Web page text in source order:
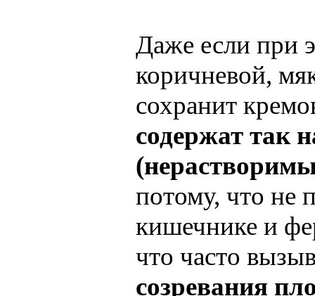
Даже если при
коричневой,
сохранит
содержат так
потому, что не
кишечнике и
что часто
созревания